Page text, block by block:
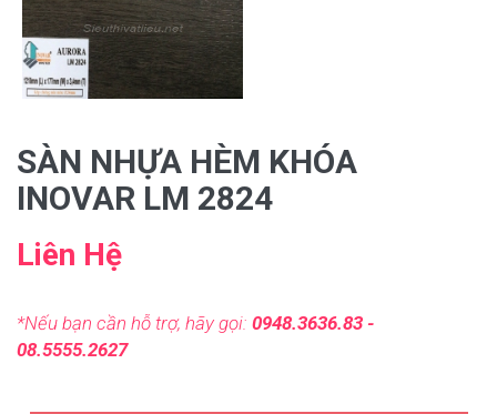
SÀN NHỰA HÈM KHÓA
INOVAR LM 2824
Liên Hệ
*Nếu bạn cần hỗ trợ, hãy gọi: 0948.3636.83 -
08.5555.2627